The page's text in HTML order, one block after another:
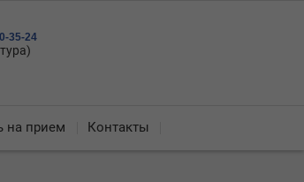
35-24
на прием Контакты